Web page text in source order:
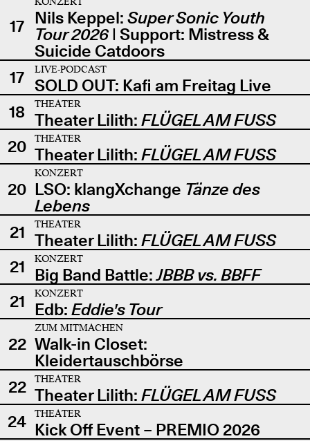
17 Nils Keppel: Super Sonic Youth
Tour 2026| Support: Mistress &
Suicide Catdoors
17
LIVE-PODCAST
SOLD OUT: Kafi am Freitag Live
18
THEATER
Theater Lilith: FLÜGEL AM FUSS
20
THEATER
Theater Lilith: FLÜGEL AM FUSS
20
KONZERT
LSO: klangXchange Tänze des
Lebens
21
THEATER
Theater Lilith: FLÜGEL AM FUSS
21
KONZERT
Big Band Battle:JBBB vs. BBFF
21
KONZERT
Edb: Eddie's Tour
22
ZUM MITMACHEN
Walk-in Closet:
Kleidertauschbörse
22
THEATER
Theater Lilith: FLÜGEL AM FUSS
24
THEATER
Kick Off Event – PREMIO 2026